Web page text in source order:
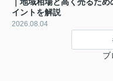
イントを解説
2026.08.04
ブ